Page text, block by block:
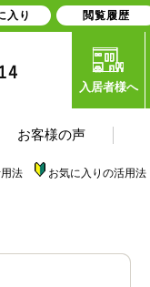
入居者様へ
お客様の声
法 お気に入りの活用法
入り 閲覧履歴